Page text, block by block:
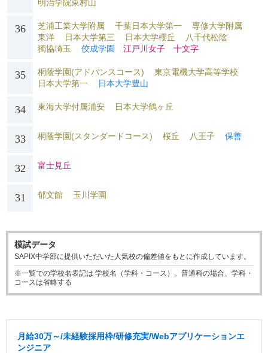
明治学院東村山
36 芝浦工業大学附属 千葉日本大学第一
専修大学附属
東洋
日本大学第三 日本大学櫻丘
八千代松陰
獨協埼玉
佼成学園 江戸川女子 十文字
35 桐蔭学園(アドバンスコース)
東京電機大学高等学校
日本大学第一
日本大学豊山
34 東海大学付属浦安 日本大学鶴ヶ丘
33 桐蔭学園(スタンダードコース) 桜丘 八王子 保善
32 富士見丘
31 郁文館 玉川学園
模試データ
SAPIX中学部に提供いただいた人気校の偏差値をもとに作成しています。
※一覧での学校名表記は 学校名（学科・コース）。普通科の場合、学科・
コースは省略する
月給30万～/未経験採用枠/研修充実/Webアプリケーションエ
ンジニア